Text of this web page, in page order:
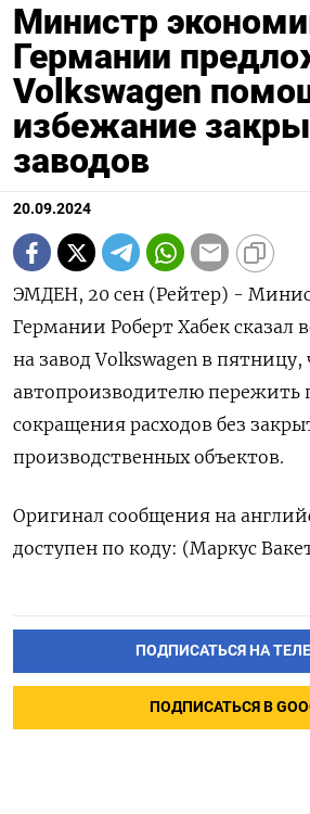
Министр
Германии
Volkswagen
избежание
заводов
20.09.2024
ЭМДЕН, 20 сен (Рейтер) -
Германии Роберт Хабек сказал
на завод Volkswagen в
автопроизводителю пережить
сокращения расходов без
производственных объектов.
Оригинал сообщения на
доступен по коду: (Маркус
ПОДПИСАТЬСЯ НА
ПОДПИСАТЬСЯ В